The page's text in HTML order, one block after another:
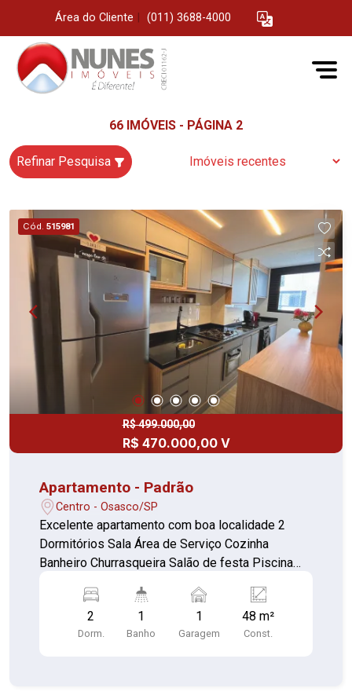
Área do Cliente (011) 3688-4000
66 IMÓVEIS - PÁGINA 2
Refinar Pesquisa
Cód. 515981
R$ 499.000,00
R$ 470.000,00 V
Apartamento - Padrão
Centro - Osasco/SP
Excelente apartamento com boa localidade 2
Dormitórios Sala Área de Serviço Cozinha
Banheiro Churrasqueira Salão de festa Piscina
eletrônica, persiana, varanda, móveis planejados,
ventilador
2
Dorm.
1
Banho
1
Garagem
48 m²
Const.